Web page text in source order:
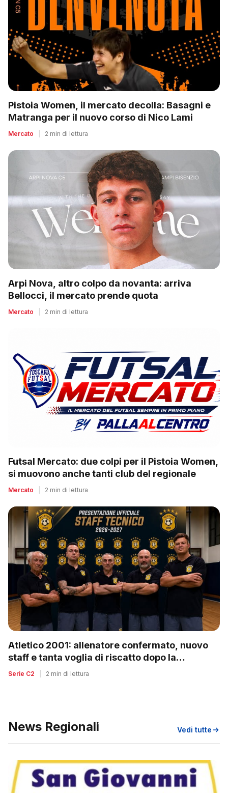
Pistoia Women, il mercato decolla: Basagni e
Matranga per il nuovo corso di Nico Lami
Mercato 2 min di lettura
Arpi Nova, altro colpo da novanta: arriva
Bellocci, il mercato prende quota
Mercato 2 min di lettura
Futsal Mercato: due colpi per il Pistoia Women,
si muovono anche tanti club del regionale
Mercato 2 min di lettura
Atletico 2001: allenatore confermato, nuovo
staff e tanta voglia di riscatto dopo la
retrocessione
Serie C2 2 min di lettura
News Regionali Vedi tutte